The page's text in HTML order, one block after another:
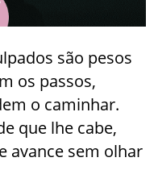
são pesos
os passos,
o caminhar.
que lhe cabe,
avance sem olhar